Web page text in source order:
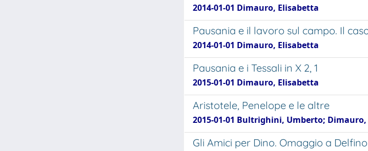
2014-01-01 Dimauro, Elisabetta
Pausania e il lavoro sul campo. Il
2014-01-01 Dimauro, Elisabetta
Pausania e i Tessali in X 2, 1
2015-01-01 Dimauro, Elisabetta
Aristotele, Penelope e le altre
2015-01-01 Bultrighini, Umberto;
Gli Amici per Dino. Omaggio a